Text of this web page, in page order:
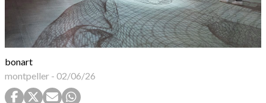
bonart
montpeller - 02/06/26